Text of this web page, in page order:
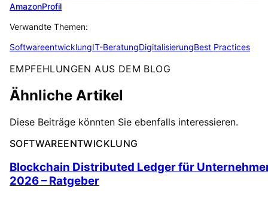
AmazonProfil
Verwandte Themen:
SoftwareentwicklungIT-BeratungDigitalisierungBest Practices
EMPFEHLUNGEN AUS DEM BLOG
Ähnliche Artikel
Diese Beiträge könnten Sie ebenfalls interessieren.
SOFTWAREENTWICKLUNG
Blockchain Distributed Ledger für
2026 – Ratgeber